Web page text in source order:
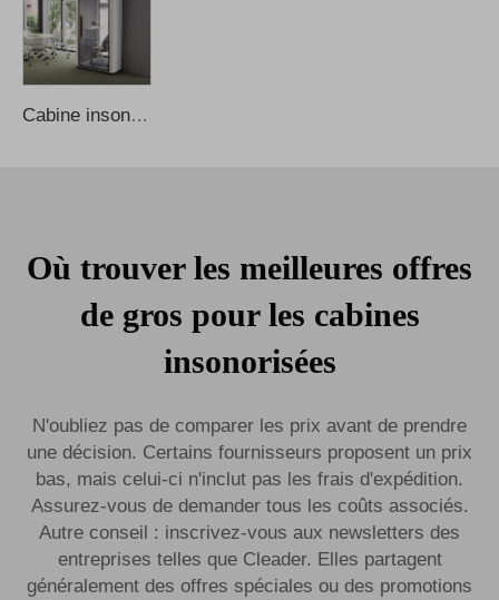
Cabine insonorisée, cabine privée pour bureau avec suppression du bruit, cabines téléphoniques pour bureau, cabine de réunion pour bureau, cabine insonorisée, cabine téléphonique pour bureau, cabines pour bureau
Où trouver les meilleures offres
de gros pour les cabines
insonorisées
N'oubliez pas de comparer les prix avant de prendre
une décision. Certains fournisseurs proposent un prix
bas, mais celui-ci n'inclut pas les frais d'expédition.
Assurez-vous de demander tous les coûts associés.
Autre conseil : inscrivez-vous aux newsletters des
entreprises telles que Cleader. Elles partagent
généralement des offres spéciales ou des promotions